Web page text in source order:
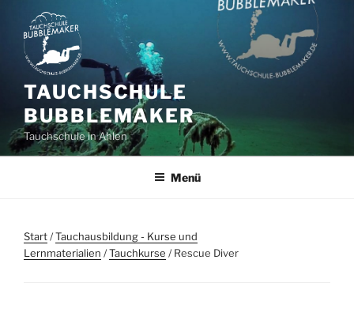
Inhalt
springen
TAUCHSCHULE
BUBBLEMAKER
Tauchschule in Ahlen
Menü
Start/Tauchausbildung - Kurse und
Lernmaterialien /Tauchkurse / Rescue Diver